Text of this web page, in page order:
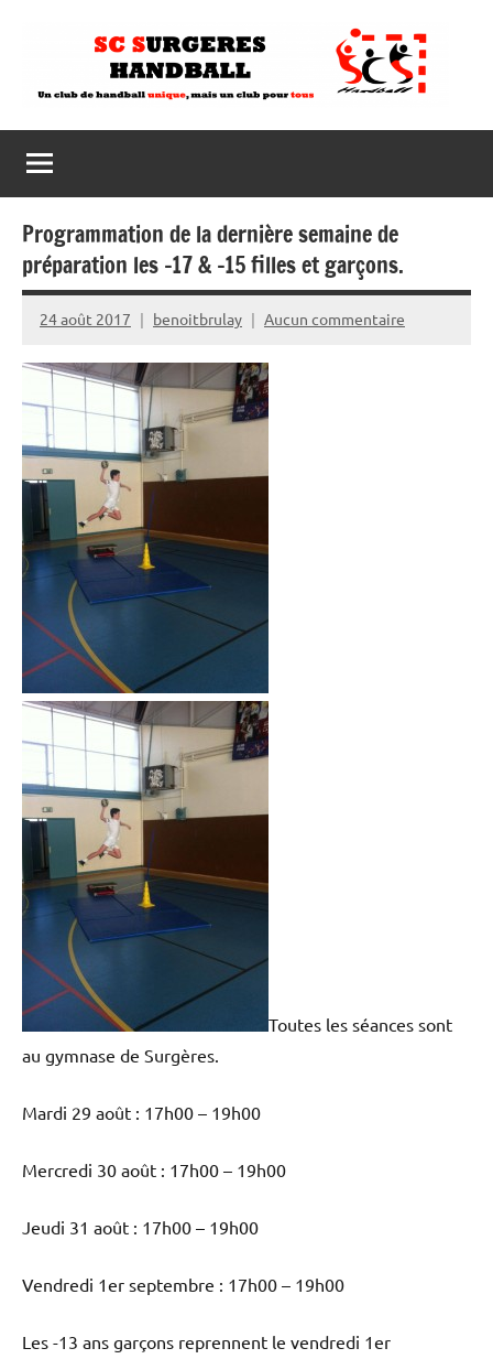
Programmation de la dernière semaine de
préparation les -17 & -15 filles et garçons.
24 août 2017 benoitbrulay Aucun commentaire
Toutes les séances sont
au gymnase de Surgères.
Mardi 29 août : 17h00 – 19h00
Mercredi 30 août : 17h00 – 19h00
Jeudi 31 août : 17h00 – 19h00
Vendredi 1er septembre : 17h00 – 19h00
Les -13 ans garçons reprennent le vendredi 1er